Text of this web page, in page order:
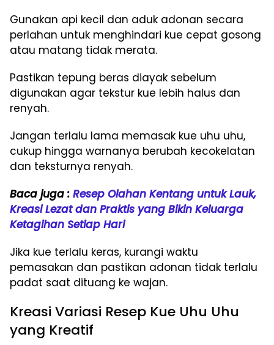
Gunakan api kecil dan aduk adonan secara
perlahan untuk menghindari kue cepat gosong
atau matang tidak merata.
Pastikan tepung beras diayak sebelum
digunakan agar tekstur kue lebih halus dan
renyah.
Jangan terlalu lama memasak kue uhu uhu,
cukup hingga warnanya berubah kecokelatan
dan teksturnya renyah.
Baca juga : Resep Olahan Kentang untuk Lauk,
Kreasi Lezat dan Praktis yang Bikin Keluarga
Ketagihan Setiap Hari
Jika kue terlalu keras, kurangi waktu
pemasakan dan pastikan adonan tidak terlalu
padat saat dituang ke wajan.
Kreasi Variasi Resep Kue Uhu Uhu
yang Kreatif